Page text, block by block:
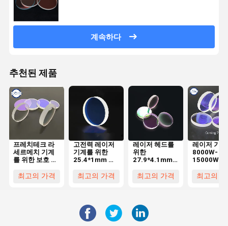
계속하다
추천된 제품
프레치테크 라
세르메치 기계
를 위한 보호 창
kw 섬유 광학렌
최고의 가격
고전력 레이저
기계를 위한
25.4*1mm 레
7980 석영
최고의 가격
레이저 헤드를
위한
27.9*4.1mm
즈 1064nmAR
최고의 가격
레이저 기계
8000W-
15000W를
최고의